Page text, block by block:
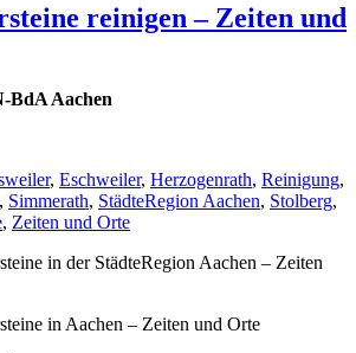
reinigen – Zeiten und
BdA Aachen
, Eschweiler, Herzogenrath, Reinigung,
, Simmerath, StädteRegion Aachen, Stolberg,
, Zeiten und Orte
in der StädteRegion Aachen – Zeiten
in Aachen – Zeiten und Orte